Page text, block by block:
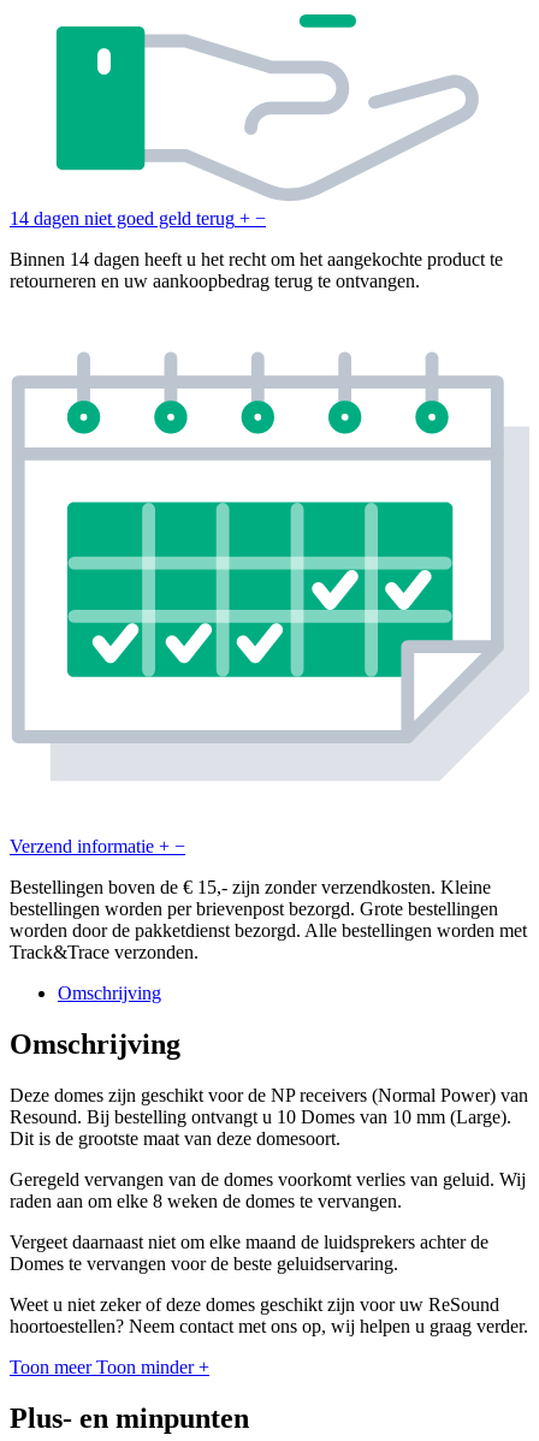
14 dagen niet goed geld terug + −
Binnen 14 dagen heeft u het recht om het aangekochte product te
retourneren en uw aankoopbedrag terug te ontvangen.
Verzend informatie + −
Bestellingen boven de € 15,- zijn zonder verzendkosten. Kleine
bestellingen worden per brievenpost bezorgd. Grote bestellingen
worden door de pakketdienst bezorgd. Alle bestellingen worden met
Track&Trace verzonden.
Omschrijving
Omschrijving
Deze domes zijn geschikt voor de NP receivers (Normal Power) van
Resound. Bij bestelling ontvangt u 10 Domes van 10 mm (Large).
Dit is de grootste maat van deze domesoort.
Geregeld vervangen van de domes voorkomt verlies van geluid. Wij
raden aan om elke 8 weken de domes te vervangen.
Vergeet daarnaast niet om elke maand de luidsprekers achter de
Domes te vervangen voor de beste geluidservaring.
Weet u niet zeker of deze domes geschikt zijn voor uw ReSound
hoortoestellen? Neem contact met ons op, wij helpen u graag verder.
Toon meer Toon minder +
Plus- en minpunten